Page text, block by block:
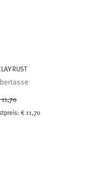
RUST
reduced from
€ 11,70